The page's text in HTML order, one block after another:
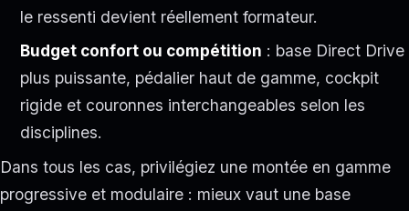
le ressenti devient réellement formateur.
Budget confort ou compétition : base Direct Drive
plus puissante, pédalier haut de gamme, cockpit
rigide et couronnes interchangeables selon les
disciplines.
Dans tous les cas, privilégiez une montée en gamme
progressive et modulaire : mieux vaut une base